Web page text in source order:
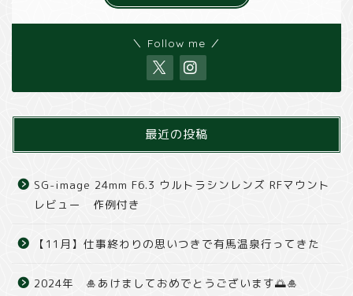
＼ Follow me ／
最近の投稿
SG-image 24mm F6.3 ウルトラシンレンズ RFマウント
レビュー 作例付き
【11月】仕事終わりの思いつきで有馬温泉行ってきた
2024年 🎍あけましておめでとうございます🌅🎍